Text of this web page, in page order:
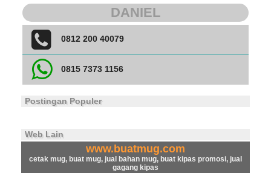
DANIEL
0812 200 40079
0815 7373 1156
Postingan Populer
Web Lain
www.buatmug.com
cetak mug, buat mug, jual bahan mug, buat kipas promosi, jual
gagang kipas